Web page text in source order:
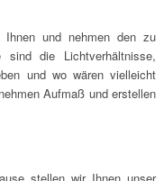
und nehmen den zu
sind die Lichtverhältnisse,
und wo wären vielleicht
Aufmaß und erstellen